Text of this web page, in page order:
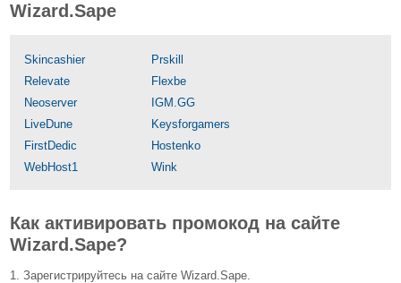
Wizard.Sape
Skincashier
Prskill
Relevate
Flexbe
Neoserver
IGM.GG
LiveDune
Keysforgamers
FirstDedic
Hostenko
WebHost1
Wink
Как активировать промокод на сайте
Wizard.Sape?
1. Зарегистрируйтесь на сайте Wizard.Sape.